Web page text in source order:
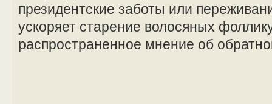
президентские заботы или
ускоряет старение волосяных
распространенное мнение об